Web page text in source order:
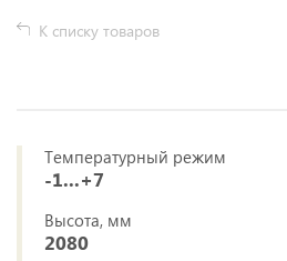
К списку товаров
Температурный режим
-1...+7
Высота, мм
2080